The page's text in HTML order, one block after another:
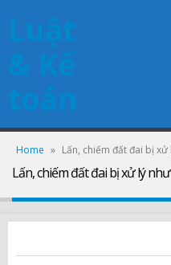
Luật
& Kế
toán
Home » Lấn, chiếm đất đai bị
Lấn, chiếm đất đai bị xử lý